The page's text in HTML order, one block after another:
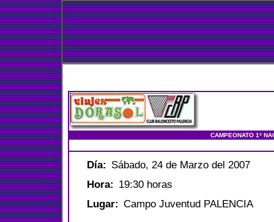
CAMPEONATO 1ª
Día: Sábado, 24 de Marzo del 2007
Hora: 19:30 horas
Lugar: Campo Juventud PALENCIA